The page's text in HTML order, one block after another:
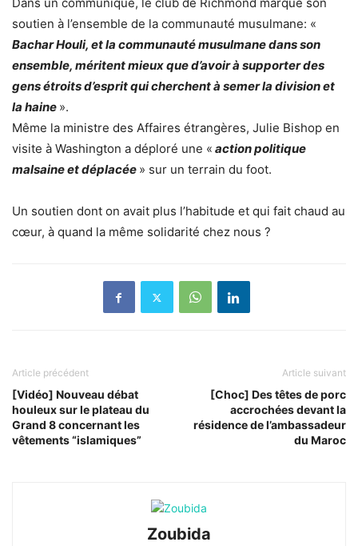
soutien à l’ensemble de la communauté musulmane: «
Bachar Houli, et la communauté musulmane dans son
ensemble, méritent mieux que d’avoir à supporter des
gens étroits d’esprit qui cherchent à semer la division et
la haine ».
Même la ministre des Affaires étrangères, Julie Bishop en
visite à Washington a déploré une « action politique
malsaine et déplacée » sur un terrain du foot.
Un soutien dont on avait plus l’habitude et qui fait chaud au
cœur, à quand la même solidarité chez nous ?
Article précédent
[Vidéo] Nouveau débat
houleux sur le plateau du
Grand 8 concernant les
vêtements “islamiques”
Article suivant
[Choc] Des têtes de porc
accrochées devant la
résidence de l’ambassadeur
du Maroc
Zoubida